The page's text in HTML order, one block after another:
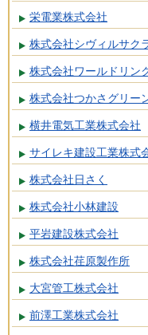
栄電業株式会社
株式会社シヴィルサク
株式会社ワールドリン
株式会社つかさグリー
横井電気工業株式会社
サイレキ建設工業株式
株式会社日さく
株式会社小林建設
平岩建設株式会社
株式会社荏原製作所
大宮管工株式会社
前澤工業株式会社